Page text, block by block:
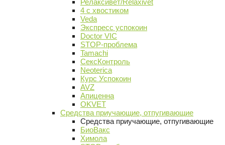
Релаксивет/Relaxivet
4 с хвостиком
Veda
Экспресс успокоин
Doctor VIC
STOP-проблема
Tamachi
СексКонтроль
Neoterica
Курс Успокоин
AVZ
Апиценна
OKVET
Средства приучающие, отпугивающие
Средства приучающие, отпугивающие
БиоВакс
Химола